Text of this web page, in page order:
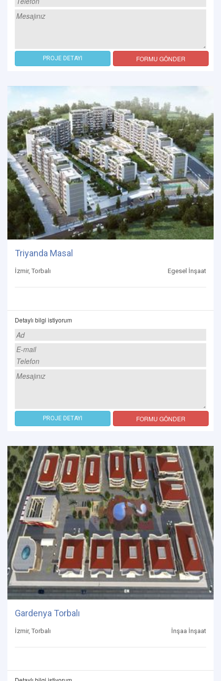
PROJE DETAYI FORMU GÖNDER
Triyanda Masal
İzmir, Torbalı Egesel İnşaat
Detaylı bilgi istiyorum
PROJE DETAYI FORMU GÖNDER
Gardenya Torbalı
İzmir, Torbalı İnşaa İnşaat